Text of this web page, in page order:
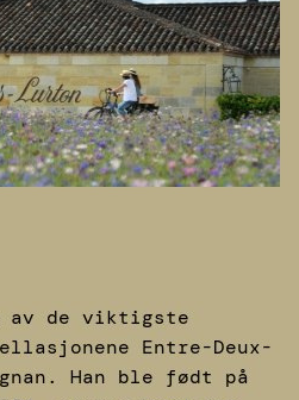
av de viktigste
Entre-Deux-
Han ble født på